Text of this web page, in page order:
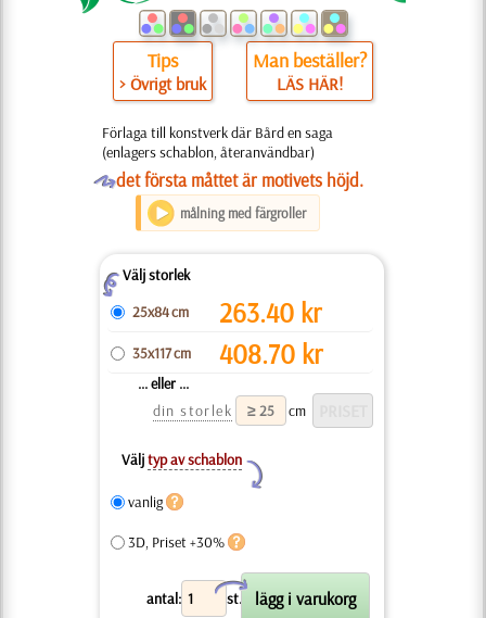
Tips
> Övrigt bruk
Man beställer?
LÄS HÄR!
Förlaga till konstverk där Bård en saga
(enlagers schablon, återanvändbar)
Odet första måttet är motivets höjd.
målning med färgroller
ZVälj storlek
25x84 cm
263.40 kr
35x117 cm 408.70 kr
... eller ...
din storlek
cm
Väljtyp av schablon
Y
vanlig
3D, Priset +30%
antal: st.
X